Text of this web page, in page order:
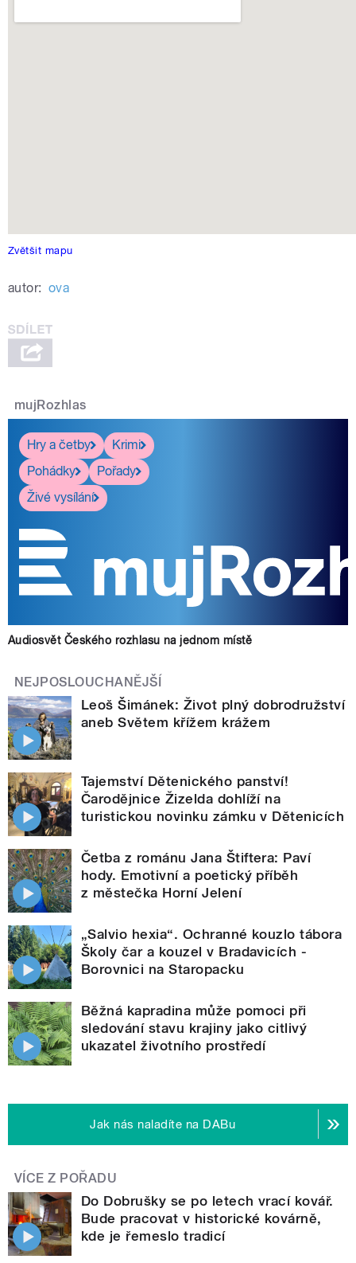
Zvětšit mapu
autor: ova
mujRozhlas
Hry a četby
Krimi
Pohádky
Pořady
Živé vysílání
Audiosvět Českého rozhlasu na jednom místě
NEJPOSLOUCHANĚJŠÍ
Leoš Šimánek: Život plný dobrodružství
aneb Světem křížem krážem
Tajemství Dětenického panství!
Čarodějnice Žizelda dohlíží na
turistickou novinku zámku v Dětenicích
Četba z románu Jana Štiftera: Paví
hody. Emotivní a poetický příběh
z městečka Horní Jelení
„Salvio hexia“. Ochranné kouzlo tábora
Školy čar a kouzel v Bradavicích -
Borovnici na Staropacku
Běžná kapradina může pomoci při
sledování stavu krajiny jako citlivý
ukazatel životního prostředí
Jak nás naladíte na DABu
VÍCE Z POŘADU
Do Dobrušky se po letech vrací kovář.
Bude pracovat v historické kovárně,
kde je řemeslo tradicí